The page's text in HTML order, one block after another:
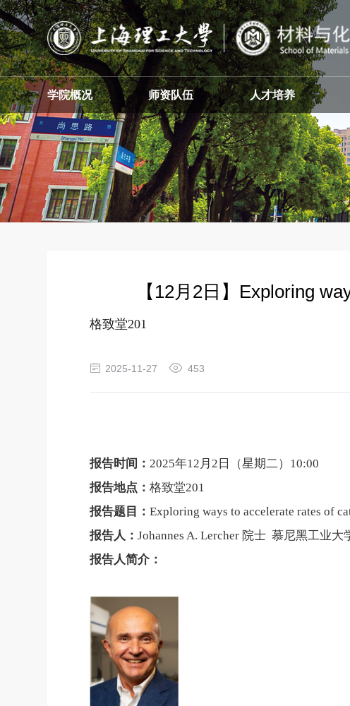
学院概况 师资队伍 人才培养
【12月2日】Exploring
格致堂201
2025-11-27 453
报告时间：2025年12 月2 日（星期二） 10:00
报告地点：格致堂201
报告题目：Exploring ways to accelerate rates of
报告人：Johannes A. Lercher 院士慕尼黑工业大
报告人简介：